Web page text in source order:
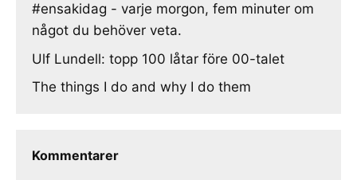
#ensakidag - varje morgon, fem minuter om
något du behöver veta.
Ulf Lundell: topp 100 låtar före 00-talet
The things I do and why I do them
Kommentarer